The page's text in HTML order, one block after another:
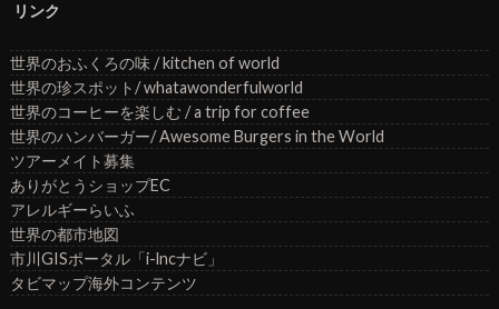
リンク
世界のおふくろの味 / kitchen of world
世界の珍スポット/ whatawonderfulworld
世界のコーヒーを楽しむ / a trip for coffee
世界のハンバーガー/ Awesome Burgers in the World
ツアーメイト募集
ありがとうショップEC
アレルギーらいふ
世界の都市地図
市川GISポータル「i-lncナビ」
タビマップ海外コンテンツ